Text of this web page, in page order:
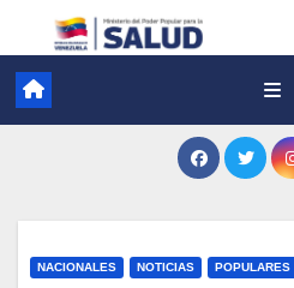
NACIONALES NOTICIAS POPULARES